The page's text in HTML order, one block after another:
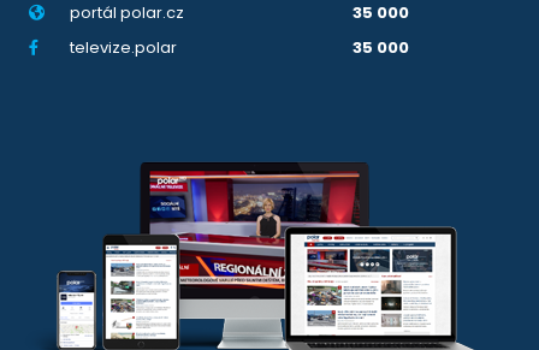
portál polar.cz
35 000
televize.polar
35 000